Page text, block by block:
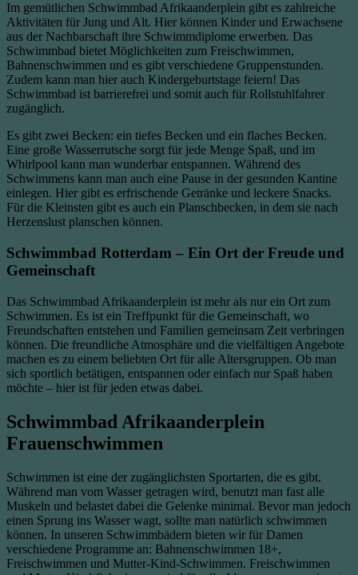
Im gemütlichen Schwimmbad Afrikaanderplein gibt es zahlreiche
Aktivitäten für Jung und Alt. Hier können Kinder und Erwachsene
aus der Nachbarschaft ihre Schwimmdiplome erwerben. Das
Schwimmbad bietet Möglichkeiten zum Freischwimmen,
Bahnenschwimmen und es gibt verschiedene Gruppenstunden.
Zudem kann man hier auch Kindergeburtstage feiern! Das
Schwimmbad ist barrierefrei und somit auch für Rollstuhlfahrer
zugänglich.
Es gibt zwei Becken: ein tiefes Becken und ein flaches Becken.
Eine große Wasserrutsche sorgt für jede Menge Spaß, und im
Whirlpool kann man wunderbar entspannen. Während des
Schwimmens kann man auch eine Pause in der gesunden Kantine
einlegen. Hier gibt es erfrischende Getränke und leckere Snacks.
Für die Kleinsten gibt es auch ein Planschbecken, in dem sie nach
Herzenslust planschen können.
Schwimmbad Rotterdam – Ein Ort der Freude und
Gemeinschaft
Das Schwimmbad Afrikaanderplein ist mehr als nur ein Ort zum
Schwimmen. Es ist ein Treffpunkt für die Gemeinschaft, wo
Freundschaften entstehen und Familien gemeinsam Zeit verbringen
können. Die freundliche Atmosphäre und die vielfältigen Angebote
machen es zu einem beliebten Ort für alle Altersgruppen. Ob man
sich sportlich betätigen, entspannen oder einfach nur Spaß haben
möchte – hier ist für jeden etwas dabei.
Schwimmbad Afrikaanderplein
Frauenschwimmen
Schwimmen ist eine der zugänglichsten Sportarten, die es gibt.
Während man vom Wasser getragen wird, benutzt man fast alle
Muskeln und belastet dabei die Gelenke minimal. Bevor man jedoch
einen Sprung ins Wasser wagt, sollte man natürlich schwimmen
können. In unseren Schwimmbädern bieten wir für Damen
verschiedene Programme an: Bahnenschwimmen 18+,
Freischwimmen und Mutter-Kind-Schwimmen. Freischwimmen